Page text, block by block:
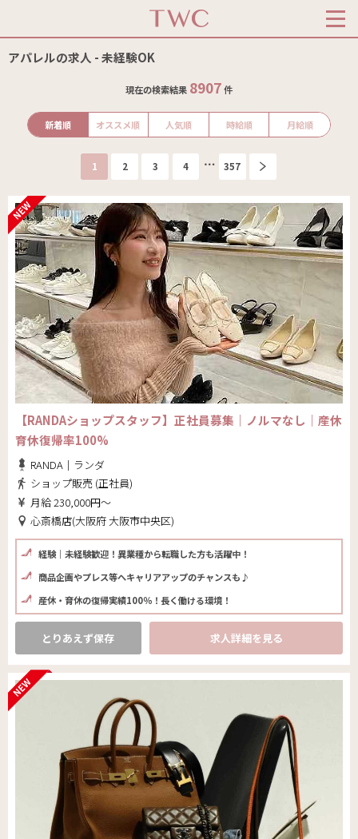
アパレルの求人 - 未経験OK
現在の検索結果 8907件
新着順 オススメ順 人気順 時給順 月給順
1 2 3 4 357
【RANDAショップスタッフ】正社員募集｜ノルマなし｜産休
育休復帰率100%
RANDA｜ランダ
ショップ販売 (正社員)
月給 230,000円～
心斎橋店(大阪府 大阪市中央区)
経験｜未経験歓迎！異業種から転職した方も活躍中！
商品企画やプレス等へキャリアアップのチャンスも♪
産休・育休の復帰実績100％！長く働ける環境！
とりあえず保存 求人詳細を見る